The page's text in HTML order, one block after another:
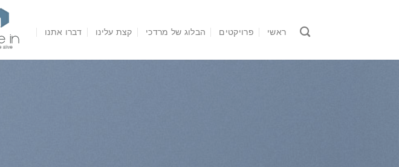
ראשי פרויקטים הבלוג של מרדכי קצת עלינו דברו אתנו